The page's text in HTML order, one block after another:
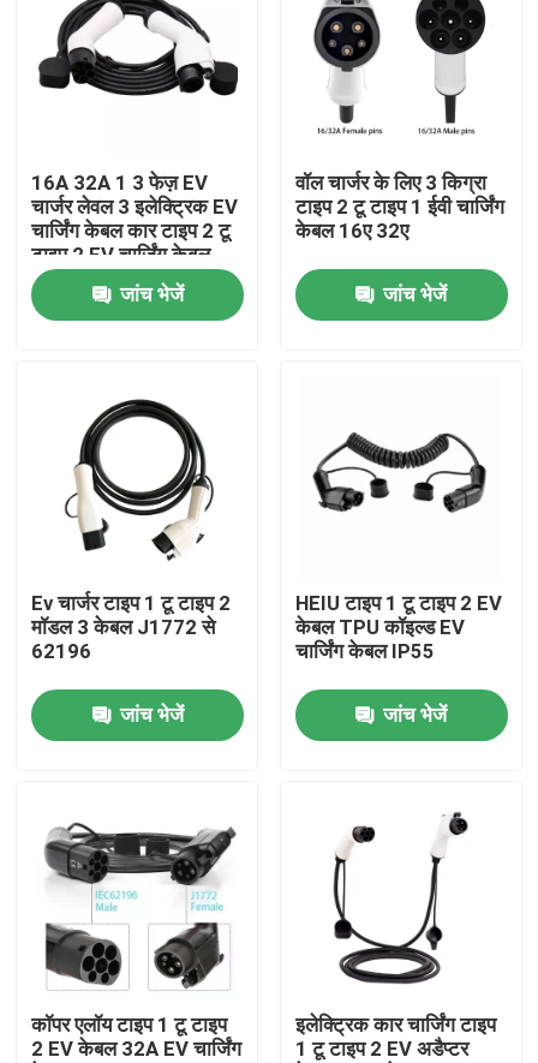
उत्पादों
हमारे बारे में
कारखाना भ्रमण
संपर्क करें
समाचार
एक उद्धरण का अनुरोध करें
पोर्टेबल ईवी चार्जर
16A 32A 1 3 फेज़ EV
चार्जर लेवल 3 इलेक्ट्रिक EV
चार्जिंग केबल कार टाइप 2 टू
टाइप 2 EV चार्जिंग केबल
जांच भेजें
वॉल चार्जर के लिए 3 किग्रा
टाइप 2 टू टाइप 1 ईवी चार्जिंग
केबल 16ए 32ए
जांच भेजें
Ev चार्जर टाइप 1 टू टाइप 2
मॉडल 3 केबल J1772 से
62196
जांच भेजें
HEIU टाइप 1 टू टाइप 2 EV
केबल TPU कॉइल्ड EV
चार्जिंग केबल IP55
जांच भेजें
कॉपर एलॉय टाइप 1 टू टाइप
2 EV केबल 32A EV चार्जिंग
इलेक्ट्रिक कार चार्जिंग टाइप
1 टू टाइप 2 EV अडैप्टर